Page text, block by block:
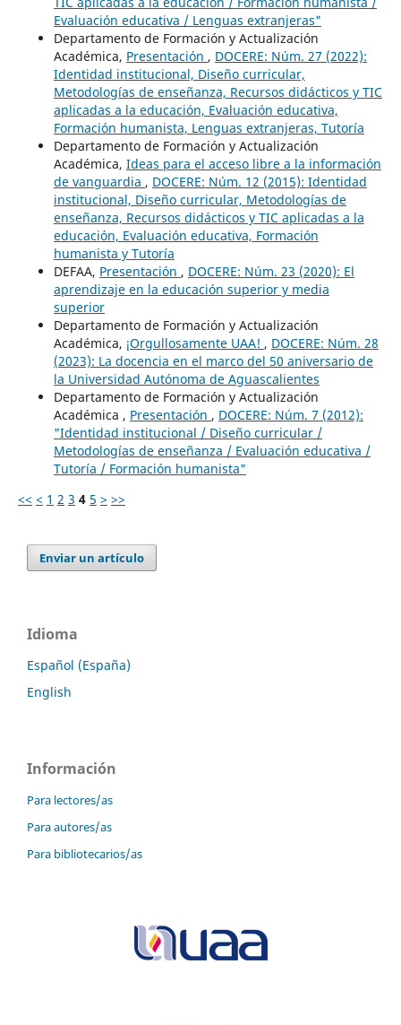
Evaluación educativa / Lenguas extranjeras"
Departamento de Formación y Actualización
Académica, Presentación , DOCERE: Núm. 27 (2022):
Identidad institucional, Diseño curricular,
Metodologías de enseñanza, Recursos didácticos y TIC
aplicadas a la educación, Evaluación educativa,
Formación humanista, Lenguas extranjeras, Tutoría
Departamento de Formación y Actualización
Académica, Ideas para el acceso libre a la información
de vanguardia , DOCERE: Núm. 12 (2015): Identidad
institucional, Diseño curricular, Metodologías de
enseñanza, Recursos didácticos y TIC aplicadas a la
educación, Evaluación educativa, Formación
humanista y Tutoría
DEFAA, Presentación , DOCERE: Núm. 23 (2020): El
aprendizaje en la educación superior y media
superior
Departamento de Formación y Actualización
Académica, ¡Orgullosamente UAA! , DOCERE: Núm. 28
(2023): La docencia en el marco del 50 aniversario de
la Universidad Autónoma de Aguascalientes
Departamento de Formación y Actualización
Académica , Presentación , DOCERE: Núm. 7 (2012):
"Identidad institucional / Diseño curricular /
Metodologías de enseñanza / Evaluación educativa /
Tutoría / Formación humanista"
<< < 1 2 3 4 5 > >>
Enviar un artículo
Idioma
Español (España)
English
Información
Para lectores/as
Para autores/as
Para bibliotecarios/as